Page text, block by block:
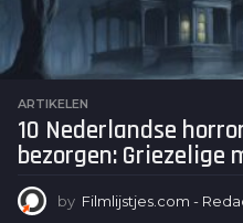
ARTIKELEN
10 Nederlandse
bezorgen: Griezelige
by Filmlijstjes.com -